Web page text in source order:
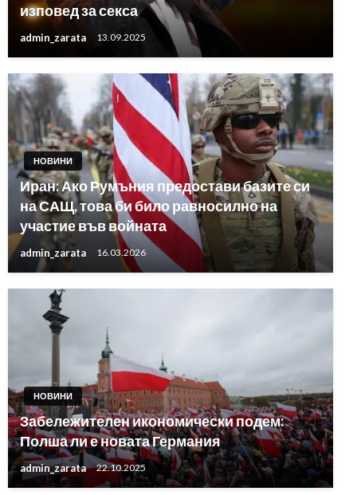
изповед за секса
admin_zarata 13.09.2025
НОВИНИ
Иран: Ако Румъния предостави базите си
на САЩ, това би било равносилно на
участие във войната
admin_zarata 16.03.2026
НОВИНИ
Забележителен икономически подем:
Полша ли е новата Германия
admin_zarata 22.10.2025